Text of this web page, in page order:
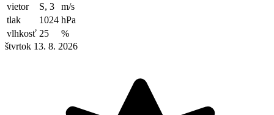
vietor
S, 3
m/s
tlak
1024 hPa
vlhkosť 25
%
štvrtok 13. 8. 2026